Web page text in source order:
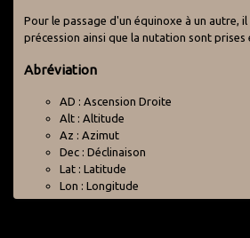
Pour le passage d'un équinoxe à un autre,
précession ainsi que la nutation sont prises
Abréviation
AD : Ascension Droite
Alt : Altitude
Az : Azimut
Dec : Déclinaison
Lat : Latitude
Lon : Longitude